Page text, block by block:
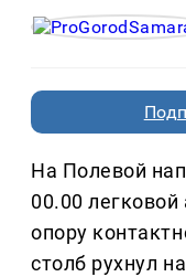
На Полевой
00.00
опору
столб рухнул